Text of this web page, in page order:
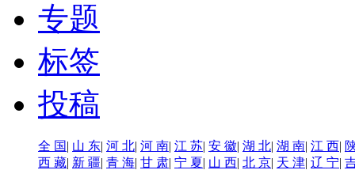
专题
标签
投稿
全 国| 山 东| 河 北| 河 南| 江 苏| 安 徽| 湖 北| 湖 南| 江 西|
西 藏| 新 疆| 青 海| 甘 肃| 宁 夏| 山 西| 北 京| 天 津| 辽 宁|